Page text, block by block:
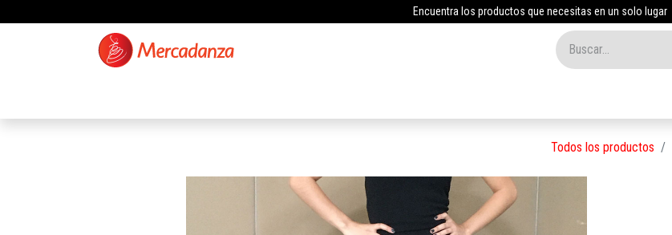
Encuentra los productos que necesitas en un solo lugar
Todos los productos